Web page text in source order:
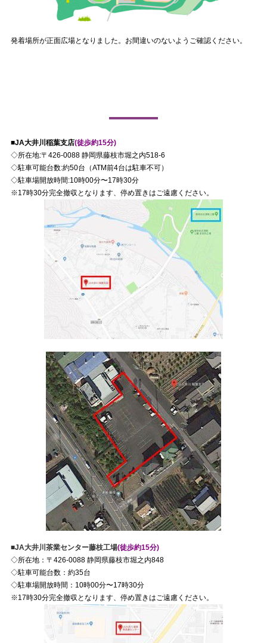
発着場所が正面広場となりました。お間違いのないようご確認ください。
■JA大井川稲葉支店(徒歩約15分)
◇所在地:〒426-0088 静岡県藤枝市堀之内518-6
◇駐車可能台数:約50台（ATM前4台は駐車不可）
◇駐車場開放時間:10時00分〜17時30分
※17時30分完全撤収となります、停め置きはご遠慮ください。
■JA大井川茶業センター藤枝工場(徒歩約15分)
◇所在地：〒426-0088 静岡県藤枝市堀之内848
◇駐車可能台数：約35台
◇駐車場開放時間：10時00分〜17時30分
※17時30分完全撤収となります、停め置きはご遠慮ください。